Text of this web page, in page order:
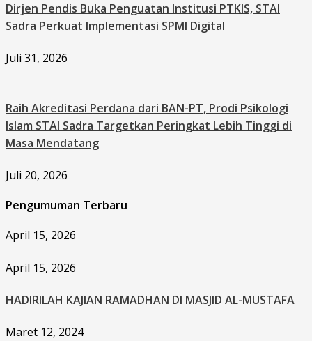
Dirjen Pendis Buka Penguatan Institusi PTKIS, STAI
Sadra Perkuat Implementasi SPMI Digital
Juli 31, 2026
Raih Akreditasi Perdana dari BAN-PT, Prodi Psikologi
Islam STAI Sadra Targetkan Peringkat Lebih Tinggi di
Masa Mendatang
Juli 20, 2026
Pengumuman Terbaru
April 15, 2026
April 15, 2026
HADIRILAH KAJIAN RAMADHAN DI MASJID AL-MUSTAFA
Maret 12, 2024